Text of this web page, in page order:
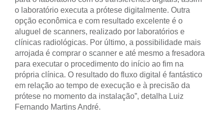
o laboratório executa a prótese digitalmente. Outra
opção econômica e com resultado excelente é o
aluguel de scanners, realizado por laboratórios e
clínicas radiológicas. Por último, a possibilidade mais
arrojada é comprar o scanner e até mesmo a fresadora
para executar o procedimento do início ao fim na
própria clínica. O resultado do fluxo digital é fantástico
em relação ao tempo de execução e à precisão da
prótese no momento da instalação”, detalha Luiz
Fernando Martins André.